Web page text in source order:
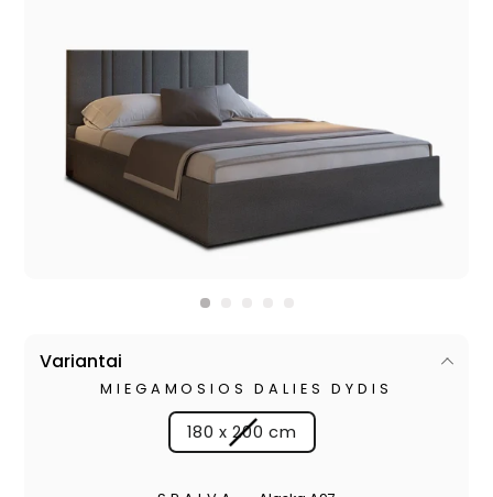
Variantai
MIEGAMOSIOS DALIES DYDIS
180 x 200 cm